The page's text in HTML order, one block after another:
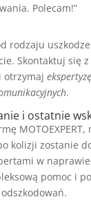
Polecam!”
rodzaju
Skontaktuj się z
.
i ostatnie
MOTOEXPERT,
kolizji zostanie
w
pomoc i